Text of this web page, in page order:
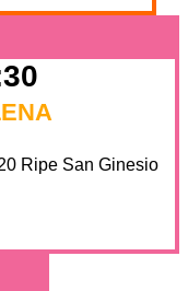
Ripe San Ginesio